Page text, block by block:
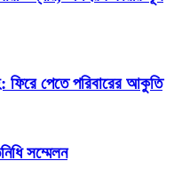
পেতে পরিবারের আকুতি
সম্মেলন